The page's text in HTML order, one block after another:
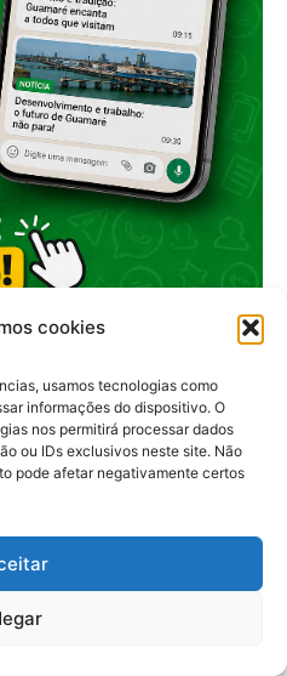
cookies
usamos tecnologias como
informações do dispositivo. O
nos permitirá processar dados
ou IDs exclusivos neste site. Não
pode afetar negativamente certos